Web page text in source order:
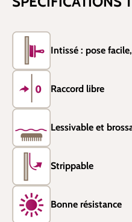
Intissé : pose
Raccord libre
Lessivable et
Strippable
Bonne résistance